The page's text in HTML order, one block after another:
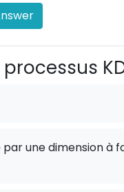
une dimension à